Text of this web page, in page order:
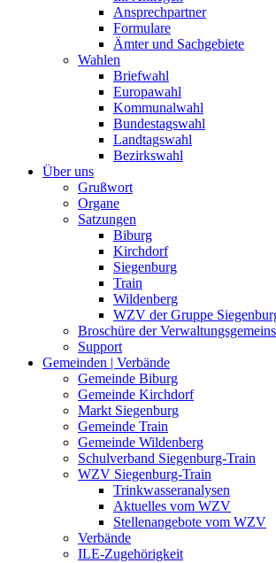
Ansprechpartner
Formulare
Ämter und Sachgebiete
Wahlen
Briefwahl
Europawahl
Kommunalwahl
Bundestagswahl
Landtagswahl
Bezirkswahl
Über uns
Grußwort
Organe
Satzungen
Biburg
Kirchdorf
Siegenburg
Train
Wildenberg
WZV der Gruppe
Broschüre der
Support
Gemeinden | Verbände
Gemeinde Biburg
Gemeinde Kirchdorf
Markt Siegenburg
Gemeinde Train
Gemeinde Wildenberg
Schulverband Siegenburg-Train
WZV Siegenburg-Train
Trinkwasseranalysen
Aktuelles vom WZV
Stellenangebote vom WZV
Verbände
ILE-Zugehörigkeit